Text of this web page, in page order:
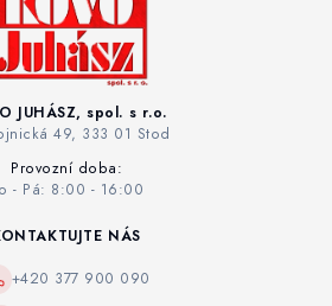
JUHÁSZ, spol. s r.o.
49, 333 01 Stod
Provozní doba:
- Pá: 8:00 - 16:00
NÁS
+420 377 900 090